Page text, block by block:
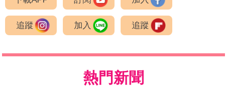
追蹤 加入 追蹤
熱門新聞